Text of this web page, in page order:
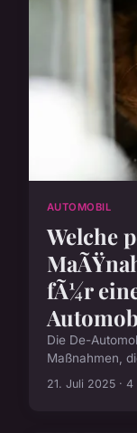
AUTOMOBIL
Welche
fÃ¼r
Die De-
Maßnahmen,
21. Juli 2025 · 4